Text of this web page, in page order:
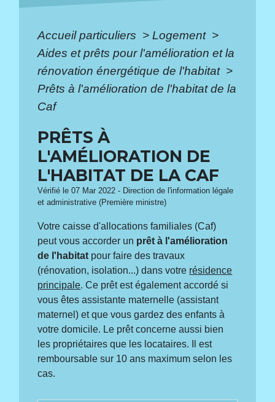
Accueil particuliers > Logement >
Aides et prêts pour l'amélioration et la
rénovation énergétique de l'habitat >
Prêts à l'amélioration de l'habitat de la
Caf
PRÊTS À
L'AMÉLIORATION DE
L'HABITAT DE LA CAF
Vérifié le 07 Mar 2022 - Direction de l'information légale
et administrative (Première ministre)
Votre caisse d'allocations familiales (Caf)
peut vous accorder un prêt à l'amélioration
de l'habitat pour faire des travaux
(rénovation, isolation...) dans votre résidence
principale. Ce prêt est également accordé si
vous êtes assistante maternelle (assistant
maternel) et que vous gardez des enfants à
votre domicile. Le prêt concerne aussi bien
les propriétaires que les locataires. Il est
remboursable sur 10 ans maximum selon les
cas.